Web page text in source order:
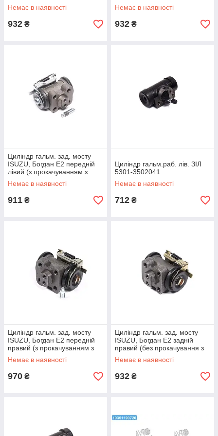
8973588750DK
Немає в наявності
932 ₴
АБС) 8973588760DK
Немає в наявності
932 ₴
Циліндр гальм. зад. мосту
ISUZU, Богдан Е2 передній
лівий (з прокачуванням з
АБС) 8973588800DK
Немає в наявності
911 ₴
Циліндр гальм.раб. лів. ЗІЛ
5301-3502041
Немає в наявності
712 ₴
Циліндр гальм. зад. мосту
ISUZU, Богдан Е2 передній
правий (з прокачуванням з
АБС) 8973588810DK
Немає в наявності
970 ₴
Циліндр гальм. зад. мосту
ISUZU, Богдан Е2 задній
правий (без прокачування з
АБС) 8973588790DK
Немає в наявності
932 ₴